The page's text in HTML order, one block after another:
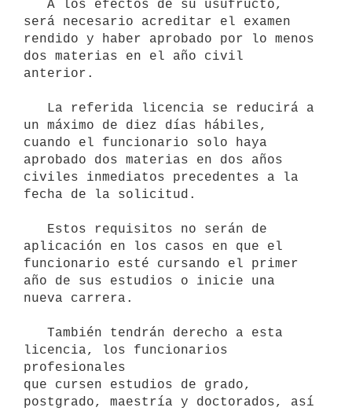
será necesario acreditar el examen
rendido y haber aprobado por lo menos
dos materias en el año civil
anterior.
un máximo de diez días hábiles,
cuando el funcionario solo haya
aprobado dos materias en dos años
civiles inmediatos precedentes a la
fecha de la solicitud.
aplicación en los casos en que el
funcionario esté cursando el primer
año de sus estudios o inicie una
nueva carrera.
licencia, los funcionarios
profesionales
que cursen estudios de grado,
postgrado, maestría y doctorados, así